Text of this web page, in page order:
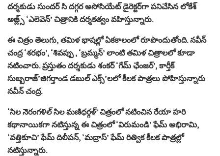
దర్శకుడు సుందర్ సి దగ్గర అసోసియేట్ డైరెక్టర్‌గా పనిచేసిన లోకేశ్
అజ్ల్స్ ‘ఎలెవెన్’ చిత్రానికి దర్శకత్వం వహిస్తున్నారు.
ఈ చిత్రం తెలుగు, తమిళ భాషల్లో ఏకకాలంలో రూపొందుతోంది. నవీన్
చంద్ర ‘శరభం’, ‘శివప్పు , ‘బ్రమ్మన్’ లాంటి తమిళ చిత్రాలలో కూడా
నటించారు. ప్రస్తుతం దర్శకుడు శంకర్ ‘గేమ్ ఛేంజర్’, కార్తీక్
సుబ్బరాజ్’జిగర్తాండ డబుల్ ఎక్స్’లలో కీలక పాత్రలు పోహిస్తున్నారు
నవీన్ చంద్ర.
‘సిల నెరంగళిల్ సిల మణిధర్గళ్’ చిత్రంలో నటించిన రేయా హరి
కథానాయికగా నటిస్తున్న ఈ చిత్రంలో ‘విరుమండి’ ఫేమ్ అభిరామి,
‘వత్తికూచి’ ఫేమ్ దిలీపన్, ‘మద్రాస్’ ఫేమ్ రిత్విక కీలక పాత్రల్లో
నటిస్తున్నారు.